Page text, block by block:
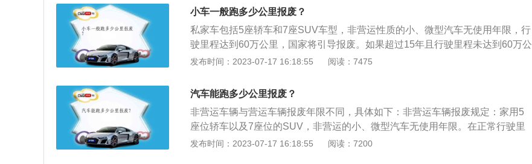
市人民政府有关部门可结合本地实际情况，制定严于上述使用年限的规定，但
小、微型出租客运汽车不得低于6年，正三轮摩托车不得低于10年，其他摩托车
不得低于11年。小、微型非营运载客汽车、大型非营运轿车、轮式专用机械车无
使用年限限制。机动车使用年限起始日期按照注册登记日期计算，但自出厂之日
起超过2年未办理注册登记手续的，按照出厂日期计算。
验不符合国家机动车运行安全技术条件，或者不符合国家机动车污染物排放标准
的机动车，称为报废汽车。依据《机动车强迫报废规范》规则：在查验有效期届
满后连续3个机动车查验周期内未获得机动车查验及格标记的机动车该当强迫报
废。办理延缓汽车报废年限手续：汽车报废年限新规定，办理延缓汽车报废年限
手续，车主需要携带机动车所有人的身份证明、机动车行驶证、机动车登记证
会根据申请材料对车主和申请延缓汽车报废年限的车辆进行审核检测，如果情况
符合要求，车管所会出具批准延缓汽车报废年限的证明。
小车一般跑多少公里报废？
私家车包括5座轿车和7座SUV车型，非营运性质的小、微型汽车无使用年限，行
驶里程达到60万公里，国家将引导报废。如果超过15年且行驶里程未达到60万公
里，车辆每年需要年检2次，检验不合格的将强制报废。报废汽车的含义：达到
验不符合国家机动车运行安全技术条件，或者不符合国家机动车污染物排放标准
的机动车，称为报废汽车。依据《机动车强迫报废规范》规则：在查验有效期届
满后连续3个机动车查验周期内未获得机动车查验及格标记的机动车该当强迫报
废。办理延缓汽车报废年限手续：汽车报废年限新规定，办理延缓汽车报废年限
手续，车主需要携带机动车所有人的身份证明、机动车行驶证、机动车登记证
发布时间：2023-07-17 16:18:55 阅读：7475
汽车能跑多少公里报废？
非营运车辆与营运车辆报废年限不同，具体如下：非营运车辆报废规定：家用5
座位轿车以及7座位的SUV，非营运的小、微型汽车无使用年限。在正常行驶里
程达到了60万公里时，国家将引导报废。除了上述车辆，小、微型非营运载客汽
发布时间：2023-07-17 16:18:55 阅读：7200